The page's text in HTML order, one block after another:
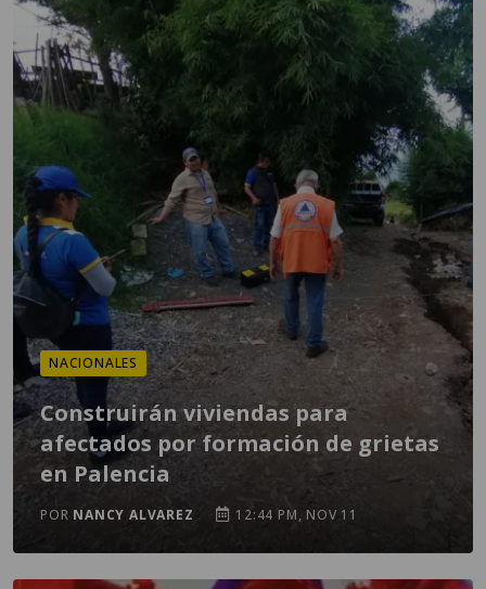
NACIONALES
Construirán viviendas para
afectados por formación de grietas
en Palencia
POR NANCY ALVAREZ 12:44 PM, NOV 11